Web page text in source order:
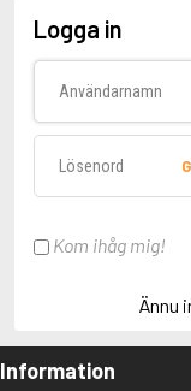
Logga in
Kom ihåg mig!
Ännu
Information